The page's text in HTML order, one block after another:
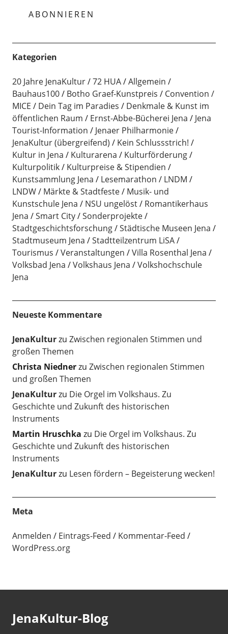
Kategorien
20 Jahre JenaKultur 72 HUA
Allgemein
Bauhaus100
Botho Graef-Kunstpreis
Convention /
MICE
Dein Tag im Paradies
Denkmale & Kunst im
öffentlichen Raum
Ernst-Abbe-Bücherei Jena
Jena
Tourist-Information
Jenaer Philharmonie
JenaKultur (übergreifend)
Kein Schlussstrich!
Kultur in Jena
Kulturarena
Kulturförderung
Kulturpolitik
Kulturpreise & Stipendien
Kunstsammlung Jena
Lesemarathon
LNDM
LNDW
Märkte & Stadtfeste
Musik- und
Kunstschule Jena
NSU ungelöst
Romantikerhaus
Jena
Smart City
Sonderprojekte
Stadtgeschichtsforschung
Städtische Museen Jena
Stadtmuseum Jena
Stadtteilzentrum LiSA
Tourismus
Veranstaltungen
Villa Rosenthal Jena
Volksbad Jena
Volkshaus Jena
Volkshochschule
Jena
Neueste Kommentare
JenaKulturzu Zwischen regionalen Stimmen und
großen Themen
Christa Niednerzu Zwischen regionalen Stimmen
und großen Themen
JenaKulturzu Die Orgel im Volkshaus. Zu
Geschichte und Zukunft des historischen
Instruments
Martin Hruschka zu Die Orgel im Volkshaus. Zu
Geschichte und Zukunft des historischen
Instruments
JenaKulturzu Lesen fördern – Begeisterung wecken!
Meta
Anmelden Eintrags-Feed
Kommentar-Feed
WordPress.org
JenaKultur-Blog